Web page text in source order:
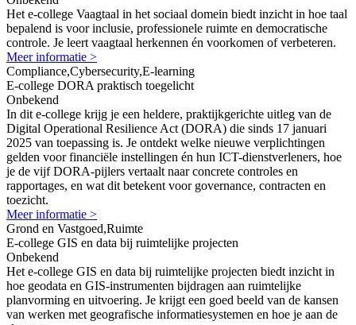
Het e-college Vaagtaal in het sociaal domein biedt inzicht in hoe taal
bepalend is voor inclusie, professionele ruimte en democratische
controle. Je leert vaagtaal herkennen én voorkomen of verbeteren.
Meer informatie >
Compliance,Cybersecurity,E-learning
E-college DORA praktisch toegelicht
Onbekend
In dit e-college krijg je een heldere, praktijkgerichte uitleg van de
Digital Operational Resilience Act (DORA) die sinds 17 januari
2025 van toepassing is. Je ontdekt welke nieuwe verplichtingen
gelden voor financiële instellingen én hun ICT-dienstverleners, hoe
je de vijf DORA-pijlers vertaalt naar concrete controles en
rapportages, en wat dit betekent voor governance, contracten en
toezicht.
Meer informatie >
Grond en Vastgoed,Ruimte
E-college GIS en data bij ruimtelijke projecten
Onbekend
Het e-college GIS en data bij ruimtelijke projecten biedt inzicht in
hoe geodata en GIS-instrumenten bijdragen aan ruimtelijke
planvorming en uitvoering. Je krijgt een goed beeld van de kansen
van werken met geografische informatiesystemen en hoe je aan de